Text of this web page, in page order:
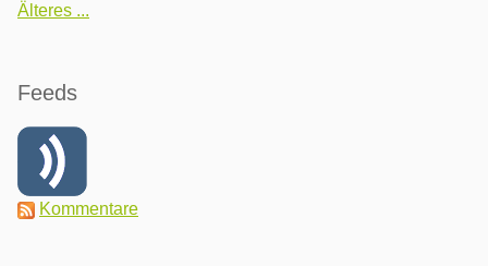
Älteres ...
Feeds
Kommentare